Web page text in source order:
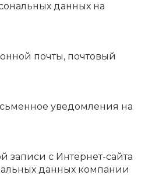
данных на
почты, почтовый
уведомления на
записи с Интернет-сайта
данных компании